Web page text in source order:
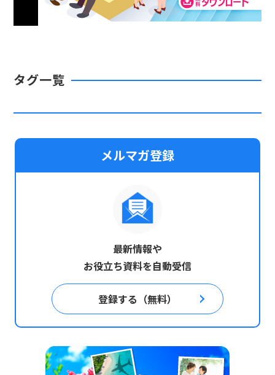
タグ一覧
メルマガ登録
最新情報や
お役立ち資料を自動受信
登録する（無料）